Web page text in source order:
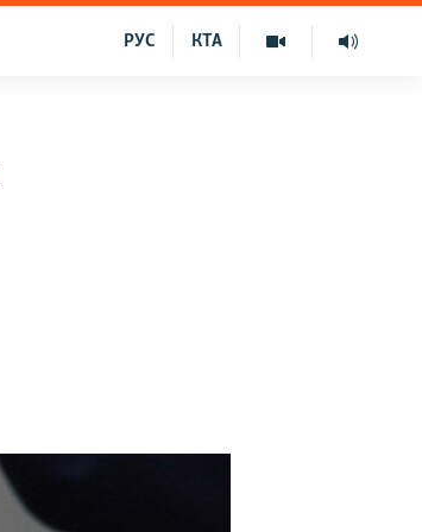
КТА
РУС